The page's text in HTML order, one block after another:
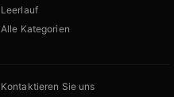
Leerlauf
Alle Kategorien
Kontaktieren Sie uns